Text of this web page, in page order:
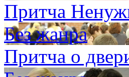
Притча
Без жанра
Притча о